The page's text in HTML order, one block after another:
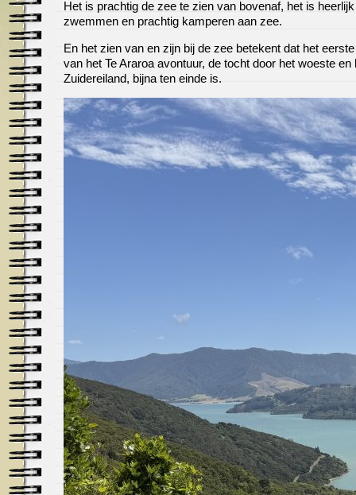
Het is prachtig de zee te zien van bovenaf, het is heerlijk
zwemmen en prachtig kamperen aan zee.
En het zien van en zijn bij de zee betekent dat het
van het Te Araroa avontuur, de tocht door het woeste en
Zuidereiland, bijna ten einde is.